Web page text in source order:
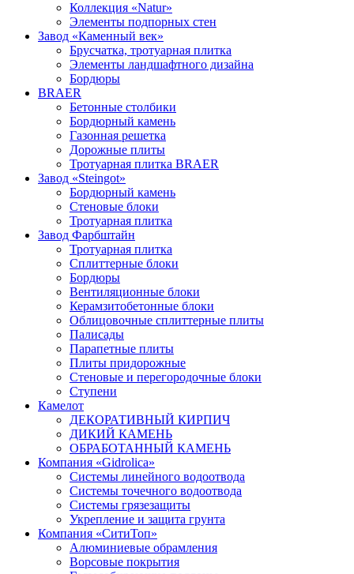
Коллекция «Natur»
Элементы подпорных стен
Завод «Каменный век»
Брусчатка, тротуарная плитка
Элементы ландшафтного дизайна
Бордюры
BRAER
Бетонные столбики
Бордюрный камень
Газонная решетка
Дорожные плиты
Тротуарная плитка BRAER
Завод «Steingot»
Бордюрный камень
Стеновые блоки
Тротуарная плитка
Завод Фарбштайн
Тротуарная плитка
Cплиттерные блоки
Бордюры
Вентиляционные блоки
Керамзитобетонные блоки
Облицовочные сплиттерные плиты
Палисады
Парапетные плиты
Плиты придорожные
Стеновые и перегородочные блоки
Ступени
Камелот
ДЕКОРАТИВНЫЙ КИРПИЧ
ДИКИЙ КАМЕНЬ
ОБРАБОТАННЫЙ КАМЕНЬ
Компания «Gidrolica»
Системы линейного водоотвода
Системы точечного водоотвода
Системы грязезащиты
Укрепление и защита грунта
Компания «СитиТоп»
Алюминиевые обрамления
Ворсовые покрытия